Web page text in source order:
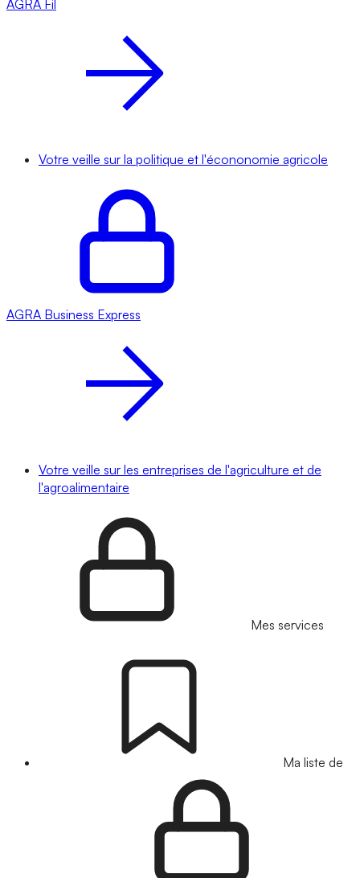
AGRA Fil
Votre veille sur la politique et l'écononomie agricole
AGRA Business Express
Votre veille sur les entreprises de l'agriculture et de
l'agroalimentaire
Mes services
Ma liste de